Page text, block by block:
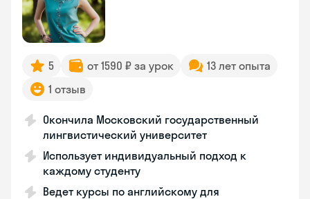
5 от 1590 ₽ за урок
13 лет опыта
1 отзыв
Окончила Московский государственный
лингвистический университет
Использует индивидуальный подход к
каждому студенту
Ведет курсы по английскому для